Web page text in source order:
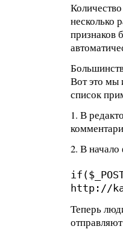
несколько
признаков
Вот это мы
список
1. В
2. В начало
http://
Теперь